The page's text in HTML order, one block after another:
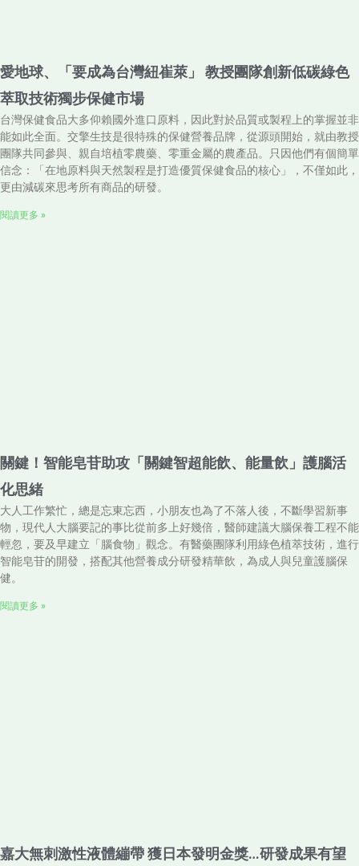
愛地球、「要成為台灣紐崔萊」 教授團隊創新低碳綠色
萃取技術獨步保健市場
台灣保健食品大多仰賴國外進口原料，因此對於品質或製程上的掌握並非
能如此全面。交擎生技是很特殊的保健營養品牌，從源頭開始，就由教授
團隊共同參與、親自培植零農藥、零重金屬的農產品。只因他們有個簡單
信念：「在地原料與天然製程是打造優質保健食品的核心」，不僅如此，
更由減碳來思考所有商品的研發。
閱讀更多 »
關鍵！智能皂苷助攻「關鍵智超能飲、能量飲」護腦活
化思緒
大人工作繁忙，總是忘東忘西，小朋友也為了不落人後，不斷學習新事
物，現代人大腦要記的事比從前多上好幾倍，醫師建議大腦保養工程不能
輕忽，要及早建立「腦食物」觀念。有醫藥團隊利用綠色植萃技術，進行
智能皂苷的開發，搭配其他營養成分研發精華飲，為成人與兒童護腦保
健。
閱讀更多 »
嘉大無刺激性液體繃帶 獲日本發明金獎…研發成果有望